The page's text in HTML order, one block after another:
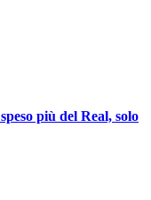
più del Real, solo